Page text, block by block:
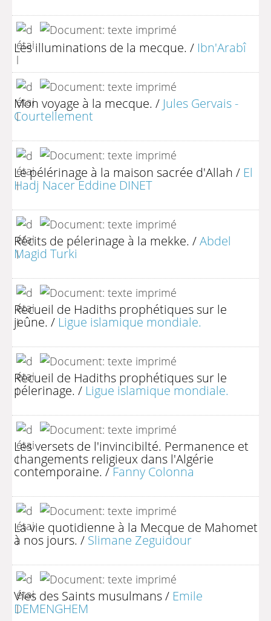
Les illuminations de la mecque. / Ibn'Arabî
Mon voyage à la mecque. / Jules Gervais -
Courtellement
Le pélérinage à la maison sacrée d'Allah / El
Hadj Nacer Eddine DINET
Récits de pélerinage à la mekke. /Abdel
Magid Turki
Recueil de Hadiths prophétiques sur le
jeûne. / Ligue islamique mondiale.
Recueil de Hadiths prophétiques sur le
pélerinage. / Ligue islamique mondiale.
Les versets de l'invincibilté. Permanence et
changements religieux dans l'Algérie
contemporaine. /Fanny Colonna
La vie quotidienne à la Mecque de Mahomet
à nos jours. / Slimane Zeguidour
Vies des Saints musulmans/ Emile
DEMENGHEM